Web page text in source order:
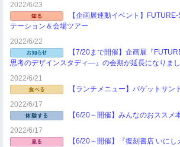
2022/6/23
【企画展連動イベント】
テーション＆会場ツアー
2022/6/22
【7/20まで開催】企画展『
思考のデザインスタディ―』の会期が延長になりま
2022/6/21
【ランチメニュー】バゲットサン
2022/6/17
【6/20～開催】みんなのおススメ
2022/6/17
【6/20～開催】『復刻書店 いに